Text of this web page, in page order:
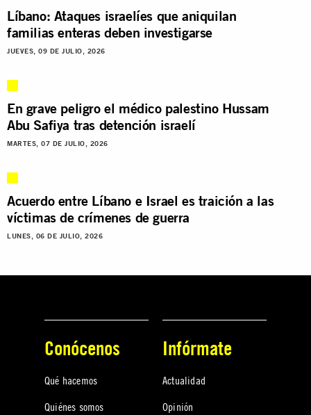
Líbano: Ataques israelíes que aniquilan
familias enteras deben investigarse
JUEVES, 09 DE JULIO, 2026
En grave peligro el médico palestino Hussam
Abu Safiya tras detención israelí
MARTES, 07 DE JULIO, 2026
Acuerdo entre Líbano e Israel es traición a las
víctimas de crímenes de guerra
LUNES, 06 DE JULIO, 2026
Conócenos
Qué hacemos
Quiénes somos
Infórmate
Actualidad
Opinión